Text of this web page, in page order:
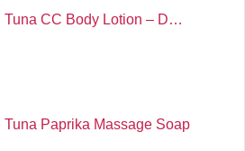
Tuna CC Body Lotion – D…
Tuna Paprika Massage Soap